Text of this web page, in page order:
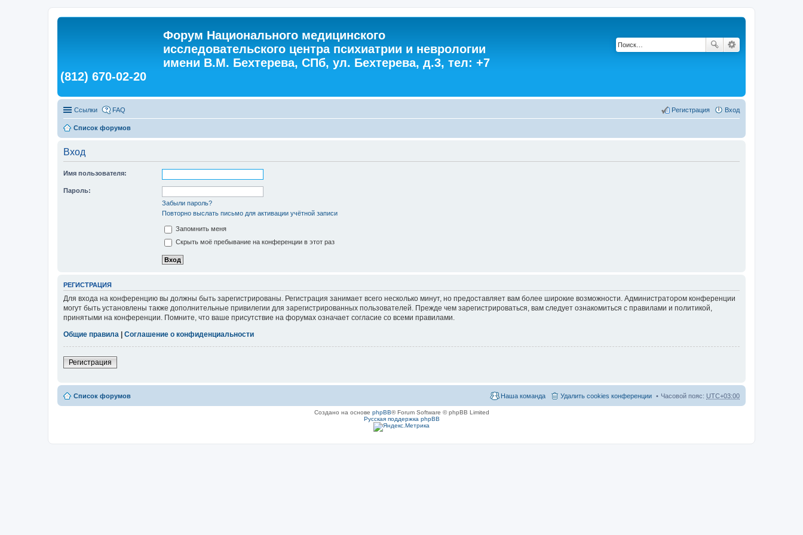
Форум Национального медицинского
исследовательского центра психиатрии и неврологии
имени В.М. Бехтерева, СПб, ул. Бехтерева, д.3, тел: +7
(812) 670-02-20
Ссылки FAQ Вход
Регистрация
Список форумов
Вход
Имя пользователя:
Пароль:
Забыли пароль?
Повторно выслать письмо для активации учётной записи
Запомнить меня
Скрыть моё пребывание на конференции в этот раз
РЕГИСТРАЦИЯ
Для входа на конференцию вы должны быть зарегистрированы. Регистрация занимает всего несколько минут, но предоставляет вам более широкие возможности. Администратором конференции
могут быть установлены также дополнительные привилегии для зарегистрированных пользователей. Прежде чем зарегистрироваться, вам следует ознакомиться с правилами и политикой,
принятыми на конференции. Помните, что ваше присутствие на форумах означает согласие со всеми правилами.
Общие правила
Соглашение о конфиденциальности
Регистрация
Список форумов Часовой пояс: UTC+03:00
Удалить cookies конференции
Наша команда
Создано на основе phpBB® Forum Software © phpBB Limited
Русская поддержка phpBB